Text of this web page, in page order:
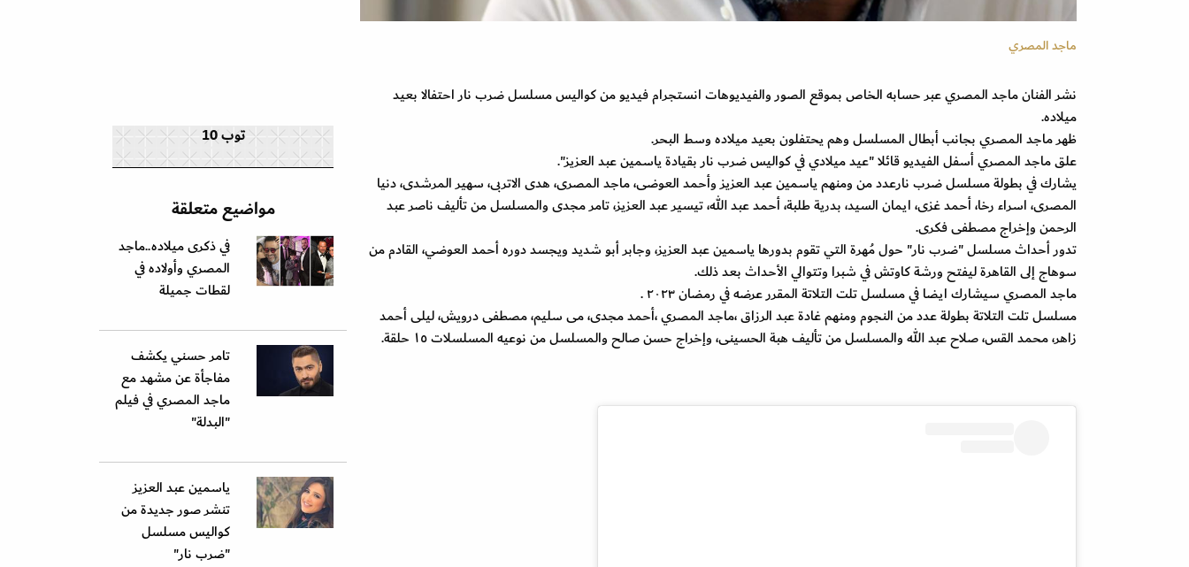
ماجد المصري
نشر الفنان ماجد المصري عبر حسابه الخاص بموقع الصور والفيديوهات انستجرام فيديو من كواليس مسلسل ضرب نار احتفالا بعيد
ميلاده.
ظهر ماجد المصري بجانب أبطال المسلسل وهم يحتفلون بعيد ميلاده وسط البحر.
علق ماجد المصري أسفل الفيديو قائلا "عيد ميلادي في كواليس ضرب نار بقيادة ياسمين عبد العزيز".
يشارك في بطولة مسلسل ضرب نارعدد من ومنهم ياسمين عبد العزيز وأحمد العوضى، ماجد المصرى، هدى الاتربى، سهير المرشدى، دنيا
المصرى، اسراء رخا، أحمد غزى، ايمان السيد، بدرية طلبة، أحمد عبد الله، تيسير عبد العزيز، تامر مجدى والمسلسل من تأليف ناصر عبد
الرحمن وإخراج مصطفى فكرى.
تدور أحداث مسلسل "ضرب نار" حول مُهرة التي تقوم بدورها ياسمين عبد العزيز، وجابر أبو شديد ويجسد دوره أحمد العوضي، القادم من
سوهاج إلى القاهرة ليفتح ورشة كاوتش في شبرا وتتوالي الأحداث بعد ذلك.
ماجد المصري سيشارك ايضا في مسلسل تلت التلاتة المقرر عرضه في رمضان ٢٠٢٣ .
مسلسل تلت التلاتة بطولة عدد من النجوم ومنهم غادة عبد الرزاق ،ماجد المصري ،أحمد مجدى، مى سليم، مصطفى درويش، ليلى أحمد
زاهر، محمد القس، صلاح عبد الله والمسلسل من تأليف هبة الحسينى، وإخراج حسن صالح والمسلسل من نوعيه المسلسلات ١٥ حلقة.
توب 10
مواضيع متعلقة
في ذكرى ميلاده..ماجد
المصري وأولاده في
لقطات جميلة
تامر حسني يكشف
مفاجأة عن مشهد مع
ماجد المصري في فيلم
"البدلة"
ياسمين عبد العزيز
تنشر صور جديدة من
كواليس مسلسل
"ضرب نار"